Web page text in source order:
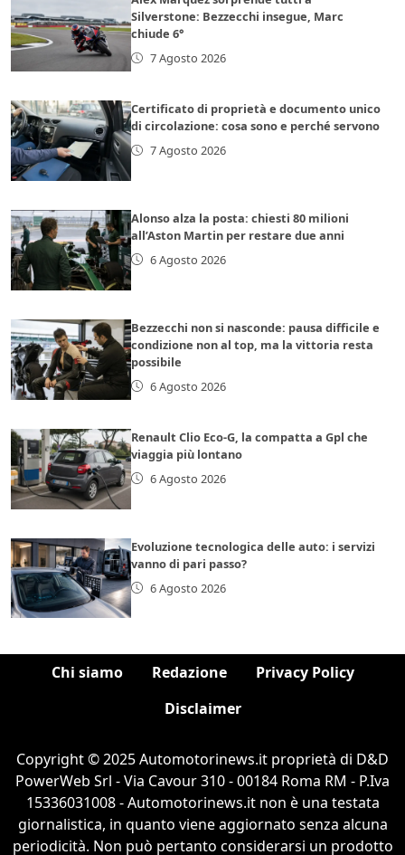
Silverstone: Bezzecchi insegue, Marc
chiude 6°
7 Agosto 2026
Certificato di proprietà e documento unico
di circolazione: cosa sono e perché servono
7 Agosto 2026
Alonso alza la posta: chiesti 80 milioni
all’Aston Martin per restare due anni
6 Agosto 2026
Bezzecchi non si nasconde: pausa difficile e
condizione non al top, ma la vittoria resta
possibile
6 Agosto 2026
Renault Clio Eco-G, la compatta a Gpl che
viaggia più lontano
6 Agosto 2026
Evoluzione tecnologica delle auto: i servizi
vanno di pari passo?
6 Agosto 2026
Chi siamo Redazione
Privacy Policy
Disclaimer
Copyright © 2025 Automotorinews.it proprietà di D&D
PowerWeb Srl - Via Cavour 310 - 00184 Roma RM - P.Iva
15336031008 - Automotorinews.it non è una testata
giornalistica, in quanto viene aggiornato senza alcuna
periodicità. Non può pertanto considerarsi un prodotto